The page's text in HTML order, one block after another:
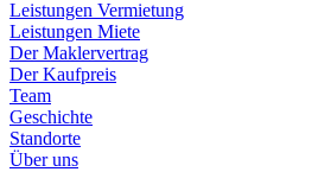
Leistungen Vermietung
Leistungen Miete
Der Maklervertrag
Der Kaufpreis
Team
Geschichte
Standorte
Über uns